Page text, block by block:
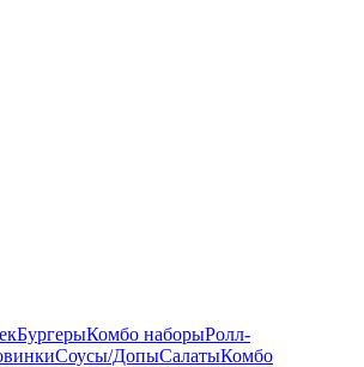
БургерыКомбо наборыРолл-
Соусы/ДопыСалатыКомбо